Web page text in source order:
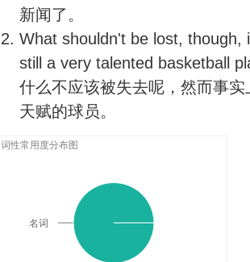
新闻了。
What shouldn't be lost, though,
still a very talented basketball
什么不应该被失去呢，然而事
天赋的球员。
词性常用度分布图
名词